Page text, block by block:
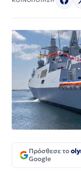
Πρόσθεσε το
Google